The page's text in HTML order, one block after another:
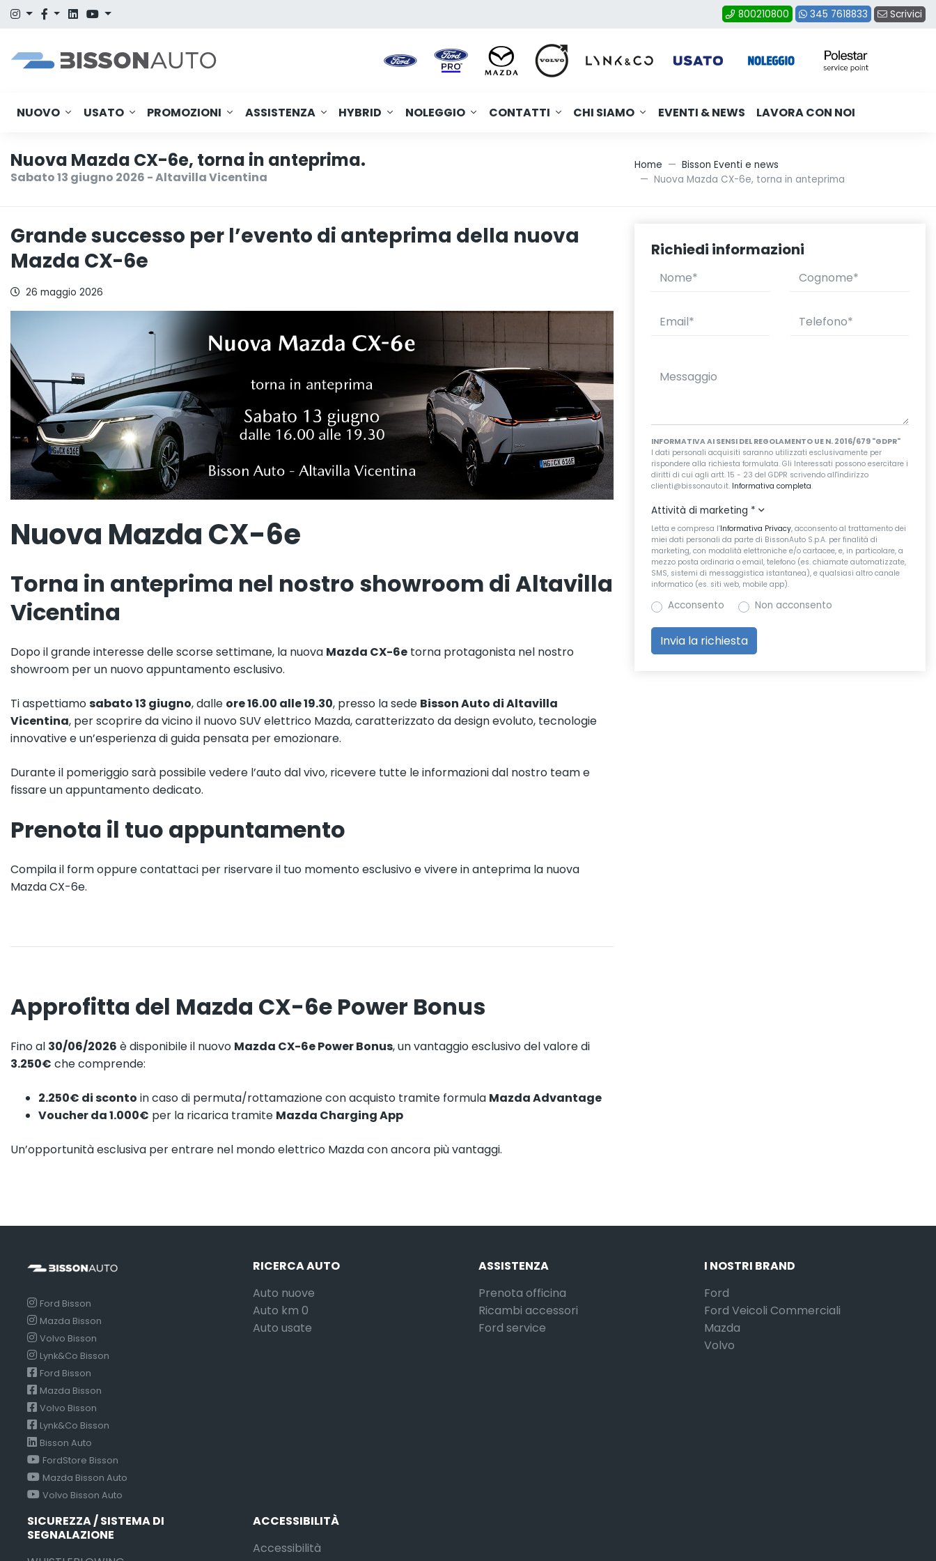
800210800 345 7618833 Scrivici
NUOVO USATO PROMOZIONI ASSISTENZA HYBRID NOLEGGIO CONTATTI CHI SIAMO EVENTI & NEWS LAVORA CON NOI
Nuova Mazda CX-6e, torna in anteprima.
Sabato 13 giugno 2026 - Altavilla Vicentina
Home
Bisson Eventi e news
Nuova Mazda CX-6e, torna in anteprima
Grande successo per l’evento di anteprima della nuova
Mazda CX-6e
26 maggio 2026
Nuova Mazda CX-6e
Torna in anteprima nel nostro showroom di Altavilla
Vicentina
Dopo il grande interesse delle scorse settimane, la nuova Mazda CX-6e torna protagonista nel nostro
showroom per un nuovo appuntamento esclusivo.
Ti aspettiamosabato 13 giugno, dalle ore 16.00 alle 19.30, presso la sede Bisson Auto di Altavilla
Vicentina, per scoprire da vicino il nuovo SUV elettrico Mazda, caratterizzato da design evoluto, tecnologie
innovative e un’esperienza di guida pensata per emozionare.
Durante il pomeriggio sarà possibile vedere l’auto dal vivo, ricevere tutte le informazioni dal nostro team e
fissare un appuntamento dedicato.
Prenota il tuo appuntamento
Compila il form oppure contattaci per riservare il tuo momento esclusivo e vivere in anteprima la nuova
Mazda CX-6e.
Approfitta del Mazda CX-6e Power Bonus
Fino al 30/06/2026 è disponibile il nuovo Mazda CX-6e Power Bonus, un vantaggio esclusivo del valore di
3.250€ che comprende:
2.250€ di sconto in caso di permuta/rottamazione con acquisto tramite formula Mazda Advantage
Voucher da 1.000€ per la ricarica tramite Mazda Charging App
Un’opportunità esclusiva per entrare nel mondo elettrico Mazda con ancora più vantaggi.
Richiedi informazioni
INFORMATIVA AI SENSI DEL REGOLAMENTO UE N. 2016/679 "GDPR"
I dati personali acquisiti saranno utilizzati esclusivamente per
rispondere alla richiesta formulata. Gli Interessati possono esercitare i
diritti di cui agli artt. 15 - 23 del GDPR scrivendo all'indirizzo
clienti@bissonauto.it. Informativa completa.
Attività di marketing *
Letta e compresa l’Informativa Privacy, acconsento al trattamento dei
miei dati personali da parte di BissonAuto S.p.A. per finalità di
marketing, con modalità elettroniche e/o cartacee, e, in particolare, a
mezzo posta ordinaria o email, telefono (es. chiamate automatizzate,
SMS, sistemi di messaggistica istantanea), e qualsiasi altro canale
informatico (es. siti web, mobile app).
Acconsento Non acconsento
Ford Bisson
Mazda Bisson
Volvo Bisson
Lynk&Co Bisson
Ford Bisson
Mazda Bisson
Volvo Bisson
Lynk&Co Bisson
Bisson Auto
FordStore Bisson
Mazda Bisson Auto
Volvo Bisson Auto
RICERCA AUTO
Auto nuove
Auto km 0
Auto usate
ASSISTENZA
Prenota officina
Ricambi accessori
Ford service
I NOSTRI BRAND
Ford
Ford Veicoli Commerciali
Mazda
Volvo
SICUREZZA / SISTEMA DI
SEGNALAZIONE
ACCESSIBILITÀ
Accessibilità